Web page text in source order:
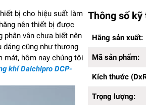
Bảo
bị cho hiệu suất làm
nên thiết bị được
phân vân chưa biết nên
cũng như thương
mát, hôm nay chúng tôi
khí Daichipro DCP-
Hãng sản xuất:
Mã sản phẩm:
Kích thước
Thương hiệu:
Bảo hành:12
Thông số kỹ
Hãng sản xuất:
Mã sản phẩm:
Kích thước
Trọng lượng: